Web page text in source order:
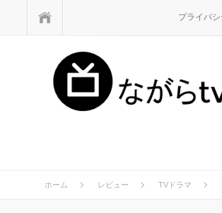
プライバ
ホーム レビュー TVドラマ